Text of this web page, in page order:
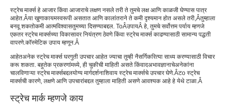
स्ट्रेच मार्क्स विकसित होण्याचा धोका
स्ट्रेच मार्क्सचे निदान कसे केले जाते?
स्ट्रेच मार्क्स साठी प्रतिबंध टिपाÂ
स्ट्रेच मार्क्स हे आजार किंवा आजाराचे लक्षण नसले तरी ते तुमचे लक्ष आणि काळजी घेण्यास पात्र
आहेत.Âया खुणाकायमस्वरूपी असतात आणि कालांतराने ते कमी दृश्यमान होत असले तरी,Âतुम्हाला
बनवू शकतोकमी आत्मविश्वासतुमच्या दिसण्याबद्दल. ToÂउपायÂ हे, तुमचे सर्वोत्तम पर्याय म्हणजे
एकतर स्ट्रेच मार्क्सच्या विकासावर नियंत्रण ठेवणे किंवा स्ट्रेच मार्क्स काढण्यासाठी सामान्य पद्धती
वापरणे.कॉस्मेटिक उपाय म्हणून.Â
आहेतअनेक स्ट्रेच मार्क्स घरगुती उपचार आहेत ज्याचा तुम्ही नैसर्गिकरित्या साध्य करण्यासाठी विचार
करू शकता. बहुतेक प्रकरणांमध्ये, ही चुकीची माहिती असते किंवादअभावज्ञानाचेअनेकांना
चालविणाऱ्या स्ट्रेच मार्क्सबद्दलयोग्य मार्गदर्शनाशिवाय स्ट्रेच मार्क्सचे उपचार घेणे.Âटo स्ट्रेच
मार्क्सची कारणे, लक्षणे आणि उपचारांबद्दल तुम्हाला माहिती असणे आवश्यक आहे हे येथे टाळा.Â
स्ट्रेच मार्क म्हणजे काय